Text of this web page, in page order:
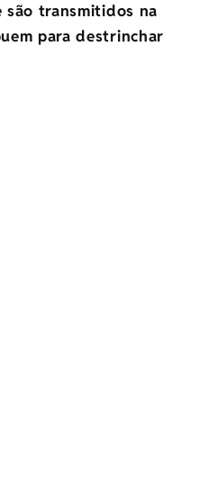
são transmitidos na
para destrinchar